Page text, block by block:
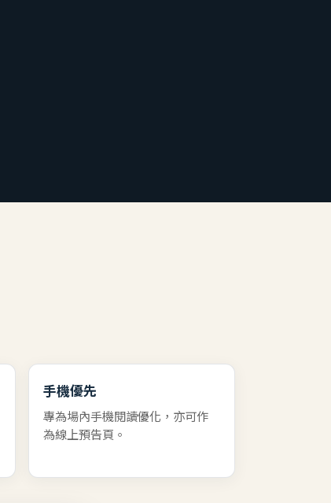
手機優先
專為場內手機閱讀優化，亦可作
為線上預告頁。